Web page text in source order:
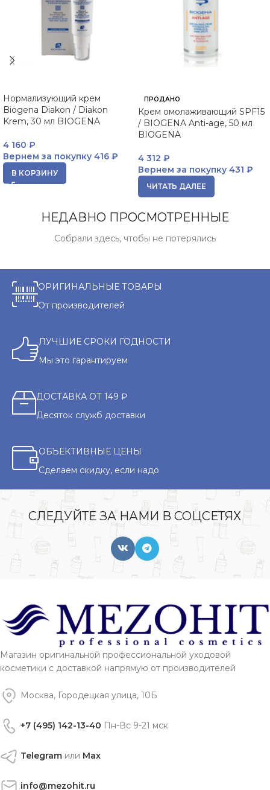
Нормализующий крем
Biogena Diakon / Diakon
Krem, 30 мл BIOGENA
4 160 ₽
Вернем за покупку 416 ₽
В КОРЗИНУ
ПРОДАНО
Крем омолаживающий SPF15
/ BIOGENA Anti-age, 50 мл
BIOGENA
4 312 ₽
Вернем за покупку 431 ₽
ЧИТАТЬ ДАЛЕЕ
НЕДАВНО ПРОСМОТРЕННЫЕ
Собрали здесь, чтобы не потерялись
ОРИГИНАЛЬНЫЕ ТОВАРЫ
От производителей
ЛУЧШИЕ СРОКИ ГОДНОСТИ
Мы это гарантируем
ДОСТАВКА ОТ 149 ₽
Десяток служб доставки
ОБЪЕКТИВНЫЕ ЦЕНЫ
Сделаем скидку, если надо
СЛЕДУЙТЕ ЗА НАМИ В СОЦСЕТЯХ
Магазин оригинальной профессиональной уходовой
косметики с доставкой напрямую от производителей
Москва, Городецкая улица, 10Б
+7 (495) 142-13-40 Пн-Вс 9-21 мск
Telegram или Max
info@mezohit.ru